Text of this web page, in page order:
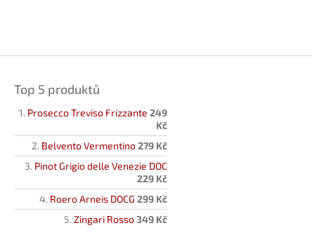
Top 5 produktů
Prosecco Treviso Frizzante 249
Kč
Belvento Vermentino279 Kč
Pinot Grigio delle Venezie DOC
229 Kč
Roero Arneis DOCG 299 Kč
Zingari Rosso349 Kč